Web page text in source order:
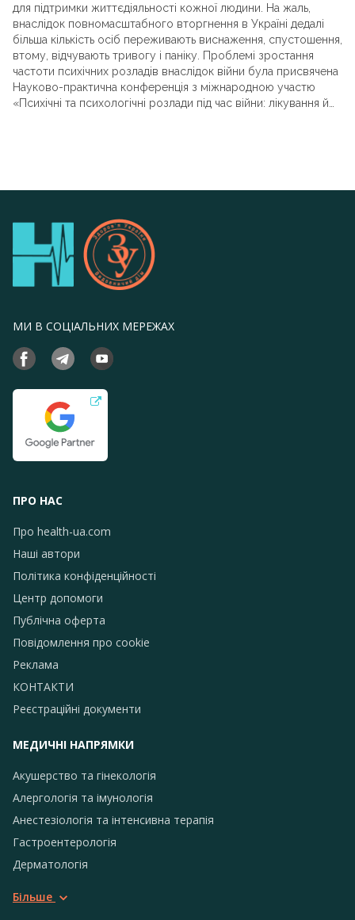
для підтримки життєдіяльності кожної людини. На жаль,
внаслідок повномасштабного вторгнення в Україні дедалі
більша кількість осіб переживають виснаження, спустошення,
втому, відчувають тривогу і паніку. Проблемі зростання
частоти психічних розладів внаслідок війни була присвячена
Науково-практична конференція з міжнародною участю
«Психічні та психологічні розлади під час війни: лікування й
МИ В СОЦІАЛЬНИХ МЕРЕЖАХ
ПРО НАС
Про health-ua.com
Наші автори
Політика конфіденційності
Центр допомоги
Публічна оферта
Повідомлення про сookie
Реклама
КОНТАКТИ
Реєстраційні документи
МЕДИЧНІ НАПРЯМКИ
Акушерство та гінекологія
Алергологія та імунологія
Анестезіологія та інтенсивна терапія
Гастроентерологія
Дерматологія
Більше